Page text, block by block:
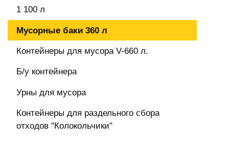
1 100 л
Мусорные баки 360 л
Контейнеры для мусора V-660 л.
Б/у контейнера
Урны для мусора
Контейнеры для раздельного сбора
отходов "Колокольчики"